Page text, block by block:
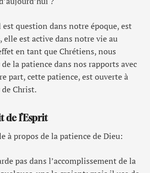
question dans notre époque, est
elle est active dans notre vie au
en tant que Chrétiens, nous
la patience dans nos rapports avec
part, cette patience, est ouverte à
Christ.
de l’Esprit
à propos de la patience de Dieu:
pas dans l’accomplissement de la